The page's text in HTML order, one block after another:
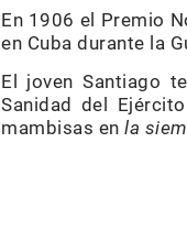
En 1906 el Premio
en Cuba durante la
El joven Santiago
Sanidad del
mambisas en la